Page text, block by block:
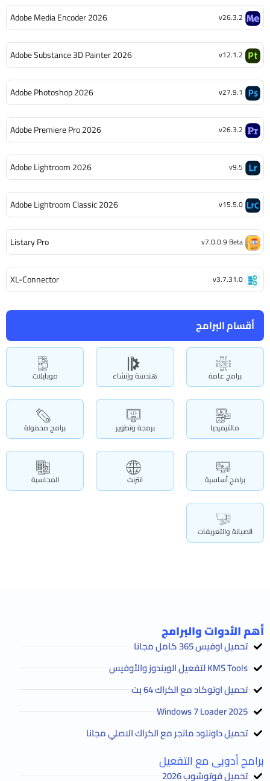
أقسام البرامج
برامج عامة هندسة وإنشاء موبايلات
مالتيميديا برمجة وتطوير برامج محمولة
برامج أساسية انترنت المحاسبة
الصيانة والتعريفات
Adobe Media Encoder 2026 v26.3.2
Adobe Substance 3D Painter 2026 v12.1.2
Adobe Photoshop 2026 v27.9.1
Adobe Premiere Pro 2026 v26.3.2
Adobe Lightroom 2026 v9.5
Adobe Lightroom Classic 2026 v15.5.0
Listary Pro v7.0.0.9 Beta
XL-Connector v3.7.31.0
أهم الأدوات والبرامج
تحميل اوفيس 365 كامل مجانا
KMS Tools لتفعيل الويندوز والأوفيس
تحميل اوتوكاد مع الكراك 64 بت
2025 Windows 7 Loader
تحميل داونلود مانجر مع الكراك الاصلي مجانا
برامج أدوبى مع التفعيل
تحميل فوتوشوب 2026